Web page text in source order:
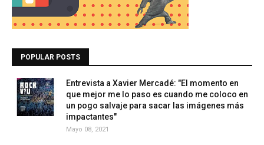
POPULAR POSTS
Entrevista a Xavier Mercadé: "El momento en
que mejor me lo paso es cuando me coloco en
un pogo salvaje para sacar las imágenes más
impactantes"
Mayo 08, 2021